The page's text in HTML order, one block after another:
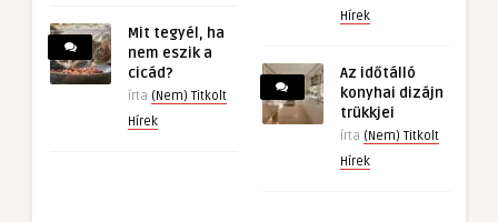
Mit tegyél, ha
nem eszik a
cicád?
írta (Nem) Titkolt
Hírek
Hírek
Az időtálló
konyhai dizájn
trükkjei
írta (Nem) Titkolt
Hírek